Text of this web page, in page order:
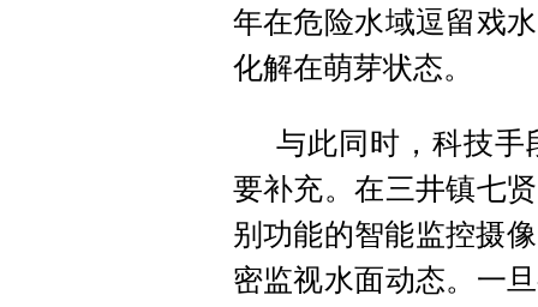
年在危险水域逗留戏
化解在萌芽状态。
与此同时，科技手
要补充。在三井镇七
别功能的智能监控摄
密监视水面动态。一